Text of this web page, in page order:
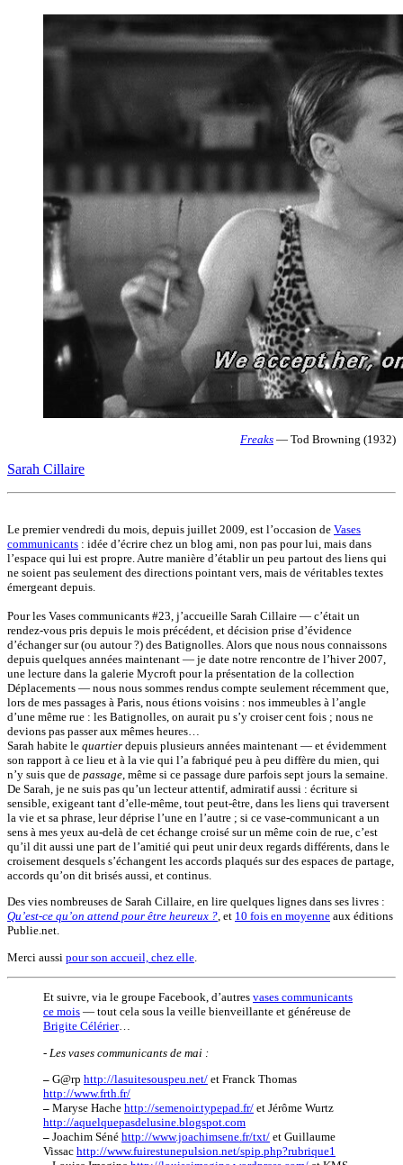
Freaks — Tod Browning (1932)
Sarah Cillaire
Le premier vendredi du mois, depuis juillet 2009, est l’occasion de Vases
communicants : idée d’écrire chez un blog ami, non pas pour lui, mais dans
l’espace qui lui est propre. Autre manière d’établir un peu partout des liens qui
ne soient pas seulement des directions pointant vers, mais de véritables textes
émergeant depuis.
Pour les Vases communicants #23, j’accueille Sarah Cillaire — c’était un
rendez-vous pris depuis le mois précédent, et décision prise d’évidence
d’échanger sur (ou autour ?) des Batignolles. Alors que nous nous connaissons
depuis quelques années maintenant — je date notre rencontre de l’hiver 2007,
une lecture dans la galerie Mycroft pour la présentation de la collection
Déplacements — nous nous sommes rendus compte seulement récemment que,
lors de mes passages à Paris, nous étions voisins : nos immeubles à l’angle
d’une même rue : les Batignolles, on aurait pu s’y croiser cent fois ; nous ne
devions pas passer aux mêmes heures…
Sarah habite le quartier depuis plusieurs années maintenant — et évidemment
son rapport à ce lieu et à la vie qui l’a fabriqué peu à peu diffère du mien, qui
n’y suis que de passage , même si ce passage dure parfois sept jours la semaine.
De Sarah, je ne suis pas qu’un lecteur attentif, admiratif aussi : écriture si
sensible, exigeant tant d’elle-même, tout peut-être, dans les liens qui traversent
la vie et sa phrase, leur déprise l’une en l’autre ; si ce vase-communicant a un
sens à mes yeux au-delà de cet échange croisé sur un même coin de rue, c’est
qu’il dit aussi une part de l’amitié qui peut unir deux regards différents, dans le
croisement desquels s’échangent les accords plaqués sur des espaces de partage,
accords qu’on dit brisés aussi, et continus.
Des vies nombreuses de Sarah Cillaire, en lire quelques lignes dans ses livres :
Qu’est-ce qu’on attend pour être heureux ?, et 10 fois en moyenne aux éditions
Publie.net.
Merci aussi pour son accueil, chez elle
Et suivre, via le groupe Facebook, d’autres vases communicants
ce mois — tout cela sous la veille bienveillante et généreuse de
Brigite Célérier…
- Les vases communicants de mai :
– G@rp http://lasuitesouspeu.net/ et Franck Thomas
http://www.frth.fr/
– Maryse Hache http://semenoir.typepad.fr/ et Jérôme Wurtz
http://aquelquepasdelusine.blogspot.com
– Joachim Séné http://www.joachimsene.fr/txt/ et Guillaume
Vissac http://www.fuirestunepulsion.net/spip.php?rubrique1